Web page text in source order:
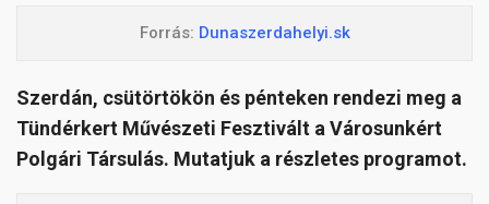
Forrás: Dunaszerdahelyi.sk
Szerdán, csütörtökön és pénteken rendezi meg a
Tündérkert Művészeti Fesztivált a Városunkért
Polgári Társulás. Mutatjuk a részletes programot.